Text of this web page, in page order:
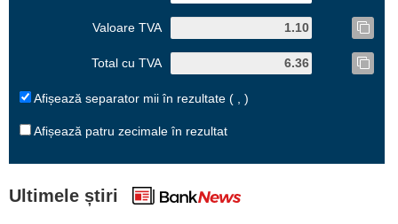
Valoare TVA
Total cu TVA
Afișează separator mii în rezultate ( , )
Afișează patru zecimale în rezultat
Ultimele știri